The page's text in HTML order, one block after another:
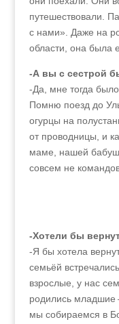
путешествовали.
с нами». Даже на
области, она была
-А вы с сестрой
-Да, мне тогда
Помню поезд до
огурцы на
от проводницы, и
маме, нашей
совсем не
-Хотели бы
-Я бы хотела
семьёй
взрослые, у нас
родились младшие
мы собираемся в